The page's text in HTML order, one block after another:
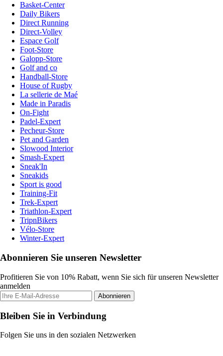
Basket-Center
Daily Bikers
Direct Running
Direct-Volley
Espace Golf
Foot-Store
Galopp-Store
Golf and co
Handball-Store
House of Rugby
La sellerie de Maé
Made in Paradis
On-Fight
Padel-Expert
Pecheur-Store
Pet and Garden
Slowood Interior
Smash-Expert
Sneak'In
Sneakids
Sport is good
Training-Fit
Trek-Expert
Triathlon-Expert
TripnBikers
Vélo-Store
Winter-Expert
Abonnieren Sie unseren Newsletter
Profitieren Sie von 10% Rabatt, wenn Sie sich für unseren Newsletter
anmelden
Abonnieren
Bleiben Sie in Verbindung
Folgen Sie uns in den sozialen Netzwerken